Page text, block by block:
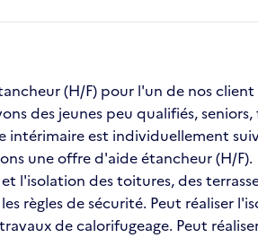
(H/F) pour l'un de nos client
des jeunes peu qualifiés,
est individuellement
une offre d'aide étancheur (H/F).
l'isolation des toitures, des
règles de sécurité. Peut réaliser
de calorifugeage. Peut